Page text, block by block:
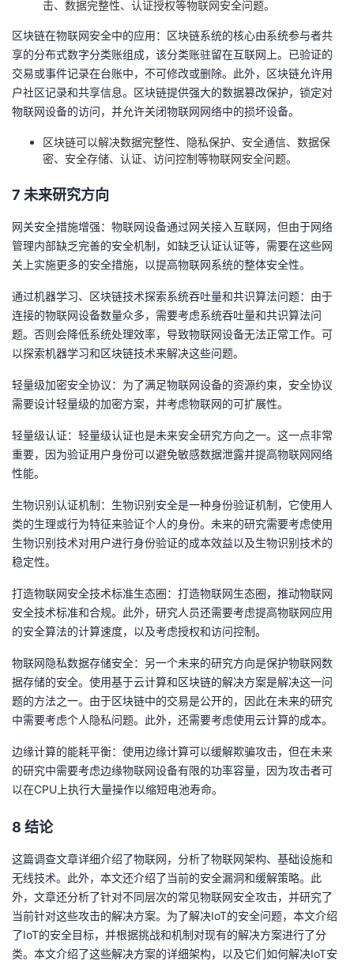
击、数据完整性、认证授权等物联网安全问题。
区块链在物联网安全中的应用：区块链系统的核心由系统参与者共
享的分布式数字分类账组成，该分类账驻留在互联网上。已验证的
交易或事件记录在台账中，不可修改或删除。此外，区块链允许用
户社区记录和共享信息。区块链提供强大的数据篡改保护，锁定对
物联网设备的访问，并允许关闭物联网网络中的损坏设备。
区块链可以解决数据完整性、隐私保护、安全通信、数据保
密、安全存储、认证、访问控制等物联网安全问题。
7 未来研究方向
网关安全措施增强：物联网设备通过网关接入互联网，但由于网络
管理内部缺乏完善的安全机制，如缺乏认证认证等，需要在这些网
关上实施更多的安全措施，以提高物联网系统的整体安全性。
通过机器学习、区块链技术探索系统吞吐量和共识算法问题：由于
连接的物联网设备数量众多，需要考虑系统吞吐量和共识算法问
题。否则会降低系统处理效率，导致物联网设备无法正常工作。可
以探索机器学习和区块链技术来解决这些问题。
轻量级加密安全协议：为了满足物联网设备的资源约束，安全协议
需要设计轻量级的加密方案，并考虑物联网的可扩展性。
轻量级认证：轻量级认证也是未来安全研究方向之一。这一点非常
重要，因为验证用户身份可以避免敏感数据泄露并提高物联网网络
性能。
生物识别认证机制：生物识别安全是一种身份验证机制，它使用人
类的生理或行为特征来验证个人的身份。未来的研究需要考虑使用
生物识别技术对用户进行身份验证的成本效益以及生物识别技术的
稳定性。
打造物联网安全技术标准生态圈：打造物联网生态圈，推动物联网
安全技术标准和合规。此外，研究人员还需要考虑提高物联网应用
的安全算法的计算速度，以及考虑授权和访问控制。
物联网隐私数据存储安全：另一个未来的研究方向是保护物联网数
据存储的安全。使用基于云计算和区块链的解决方案是解决这一问
题的方法之一。由于区块链中的交易是公开的，因此在未来的研究
中需要考虑个人隐私问题。此外，还需要考虑使用云计算的成本。
边缘计算的能耗平衡：使用边缘计算可以缓解欺骗攻击，但在未来
的研究中需要考虑边缘物联网设备有限的功率容量，因为攻击者可
以在CPU上执行大量操作以缩短电池寿命。
8 结论
这篇调查文章详细介绍了物联网，分析了物联网架构、基础设施和
无线技术。此外，本文还介绍了当前的安全漏洞和缓解策略。此
外，文章还分析了针对不同层次的常见物联网安全攻击，并研究了
当前针对这些攻击的解决方案。为了解决IoT的安全问题，本文介绍
了IoT的安全目标，并根据挑战和机制对现有的解决方案进行了分
类。本文介绍了这些解决方案的详细架构，以及它们如何解决IoT安